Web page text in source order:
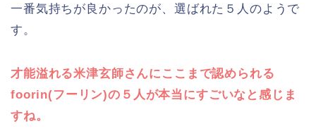
一番気持ちが良かったのが、選ばれた５人のようで
す。
才能溢れる米津玄師さんにここまで認められる
foorin(フーリン)の５人が本当にすごいなと感じま
すね。